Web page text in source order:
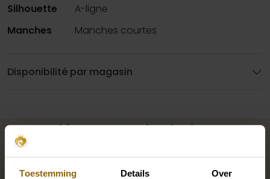
Toestemming Details Over
Silhouette
A-ligne
Manches
Manches courtes
Disponibilité par magasin
Complétez votre look de
mariée